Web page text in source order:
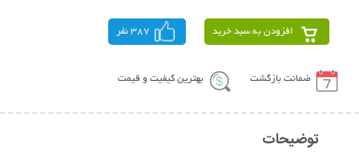
افزودن به سبد خرید 387 نفر
ضمانت بازگشت بهترین کیفیت و قیمت
توضیحات